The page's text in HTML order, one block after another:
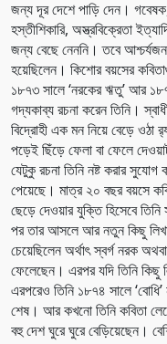
জন্য দূর দেশে পাড়ি দেন।
হস্তীশিকারি, অস্ত্রবিক্রেতা
জন্য বেছে নেননি। তবে
হয়েছিলেন। কিশোর বয়সের
১৮৭৩ সালে ‘নরকের ঋতু’ আর
গদ্যকাব্য রচনা করেন তিনি।
বিদ্রোহী এক মন নিয়ে বেড়ে ওঠা
পড়েই ছিঁড়ে ফেলা বা ফেলে
যেটুকু রচনা তিনি নষ্ট করার
পেয়েছে। মাত্র ২০ বছর বয়সে
ছেড়ে দেওয়ার যুক্তি হিসেবে
পর তার আসলে আর নতুন কিছু
চেয়েছিলেন অর্থাৎ স্বর্গ নরক
ফেলেছেন। এরপর যদি তিনি কিছু
এরপরেও তিনি ১৮৭৪ সালে
শেষ। আর কখনো তিনি কবিতা
বহু দেশ ঘুরে ঘুরে বেড়িয়েছেন।